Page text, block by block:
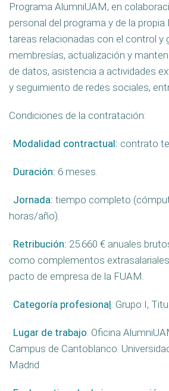
Programa AlumniUAM, en
personal del programa y de la propia
tareas relacionadas con el control y
membresías, actualización y
de datos, asistencia a actividades
y seguimiento de redes sociales,
Condiciones de la contratación:
· Modalidad contractual: contrato
· Duración: 6 meses.
· Jornada: tiempo completo
horas/año).
· Retribución: 25.660 € anuales
como complementos
pacto de empresa de la FUAM.
· Categoría profesional: Grupo I,
· Lugar de trabajo: Oficina
Campus de Cantoblanco.
Madrid